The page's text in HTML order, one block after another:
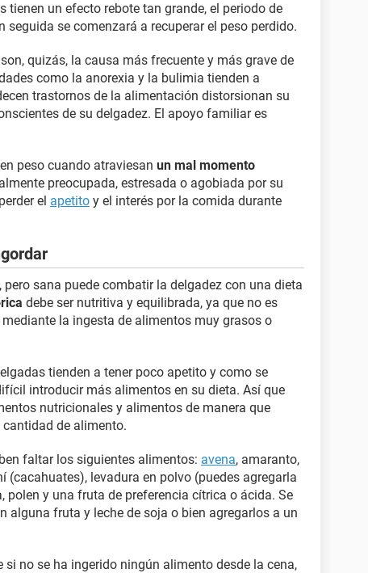
tienen un efecto rebote tan grande, el periodo de
seguida se comenzará a recuperar el peso perdido.
son, quizás, la causa más frecuente y más grave de
como la anorexia y la bulimia tienden a
trastornos de la alimentación distorsionan su
de su delgadez. El apoyo familiar es
peso cuando atraviesan un mal momento
preocupada, estresada o agobiada por su
el apetito y el interés por la comida durante
sana puede combatir la delgadez con una dieta
debe ser nutritiva y equilibrada, ya que no es
la ingesta de alimentos muy grasos o
tienden a tener poco apetito y como se
introducir más alimentos en su dieta. Así que
nutricionales y alimentos de manera que
de alimento.
faltar los siguientes alimentos: avena, amaranto,
(cacahuates), levadura en polvo (puedes agregarla
polen y una fruta de preferencia cítrica o ácida. Se
alguna fruta y leche de soja o bien agregarlos a un
si no se ha ingerido ningún alimento desde la cena,